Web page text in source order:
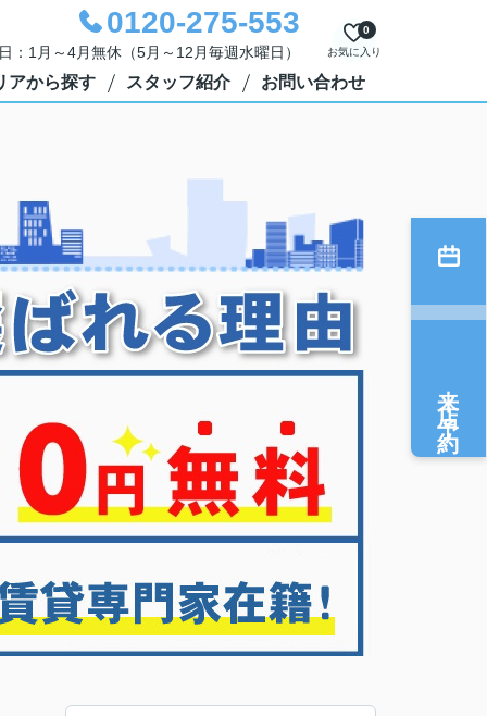
0120-275-553
1月～4月無休（5月～12月毎週水曜日） お気に入り
0
アから探す スタッフ紹介 お問い合わせ
来店予約